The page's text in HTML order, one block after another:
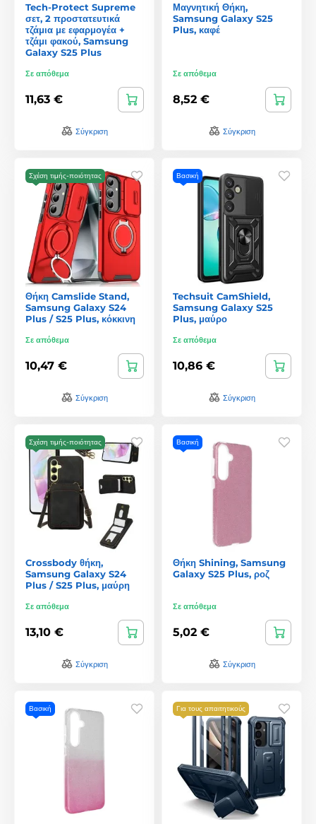
Tech-Protect Supreme
σετ, 2 προστατευτικά
τζάμια με εφαρμογέα +
τζάμι φακού, Samsung
Galaxy S25 Plus
Σε απόθεμα
11,63 €
Σύγκριση
Μαγνητική Θήκη,
Samsung Galaxy S25
Plus, καφέ
Σε απόθεμα
8,52 €
Σύγκριση
Σχέση τιμής-ποιότητας
Θήκη Camslide Stand,
Samsung Galaxy S24
Plus / S25 Plus, κόκκινη
Σε απόθεμα
10,47 €
Σύγκριση
Βασική
Techsuit CamShield,
Samsung Galaxy S25
Plus, μαύρο
Σε απόθεμα
10,86 €
Σύγκριση
Σχέση τιμής-ποιότητας
Crossbody θήκη,
Samsung Galaxy S24
Plus / S25 Plus, μαύρη
Σε απόθεμα
13,10 €
Σύγκριση
Βασική
Θήκη Shining, Samsung
Galaxy S25 Plus, ροζ
Σε απόθεμα
5,02 €
Σύγκριση
Βασική Για τους απαιτητικούς